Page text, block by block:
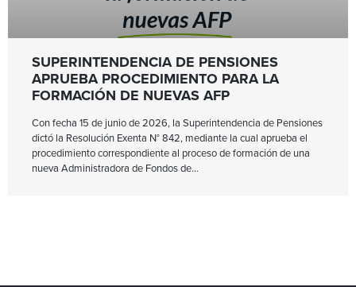
SUPERINTENDENCIA DE PENSIONES
APRUEBA PROCEDIMIENTO PARA LA
FORMACIÓN DE NUEVAS AFP
Con fecha 15 de junio de 2026, la Superintendencia de Pensiones
dictó la Resolución Exenta N° 842, mediante la cual aprueba el
procedimiento correspondiente al proceso de formación de una
nueva Administradora de Fondos de